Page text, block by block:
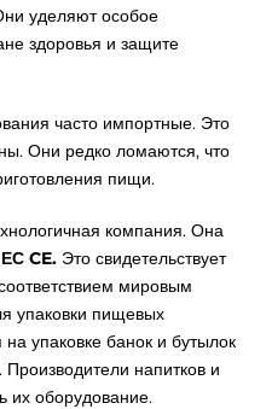
уделяют особое
здоровья и защите
часто импортные. Это
Они редко ломаются, что
пищи.
компания. Она
CE. Это свидетельствует
мировым
упаковки пищевых
упаковке банок и бутылок
напитков и
их оборудование.